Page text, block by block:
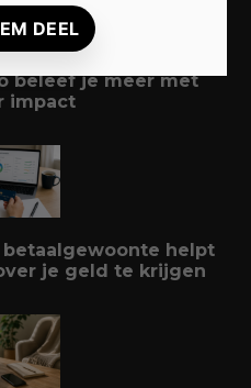
beleef je meer met
impact
helpt
je geld te krijgen